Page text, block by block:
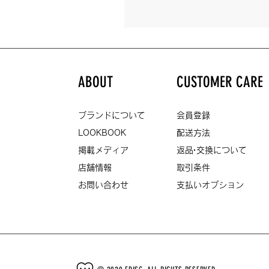
ABOUT CUSTOMER CARE
ブランドについて
LOOKBOOK
掲載メディア
店舗情報
お問い合わせ
会員登録
配送方法
返品·交換について
取引条件
支払いオプション